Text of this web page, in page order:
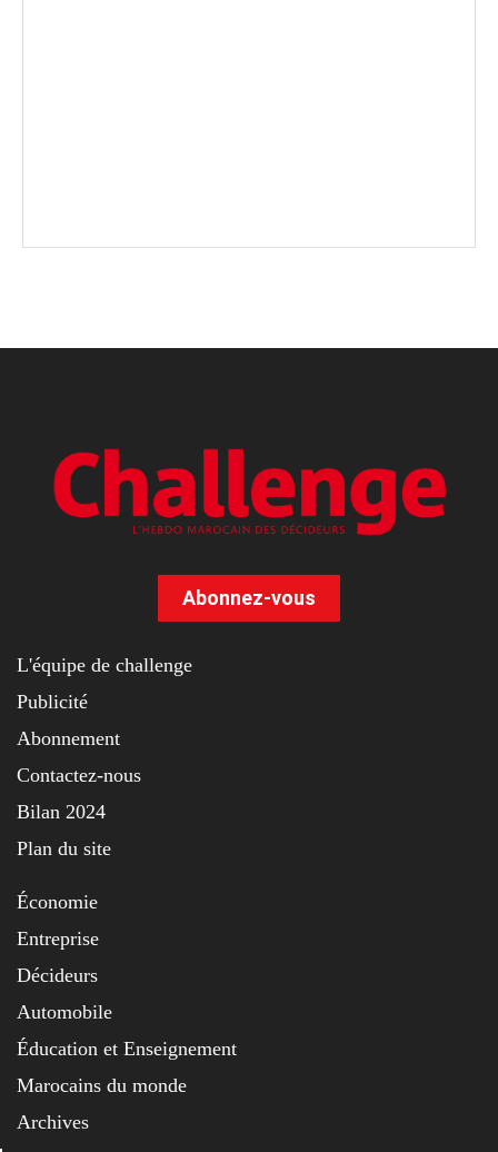
Abonnez-vous
L'équipe de challenge
Publicité
Abonnement
Contactez-nous
Bilan 2024
Plan du site
Économie
Entreprise
Décideurs
Automobile
Éducation et Enseignement
Marocains du monde
Archives